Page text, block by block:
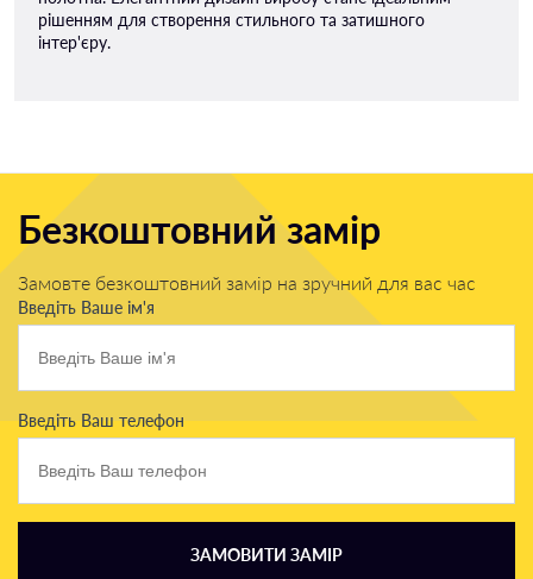
рішенням для створення стильного та затишного
інтер'єру.
Безкоштовний замір
Замовте безкоштовний замір на зручний для вас час
Введіть Ваше ім'я
Введіть Ваш телефон
ЗАМОВИТИ ЗАМІР